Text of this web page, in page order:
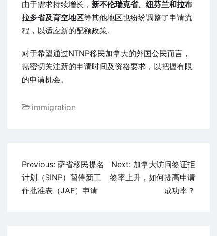
由于需求持续增长， 新不伦瑞克省、纽芬兰和拉布
拉多省及育空地区等其他地区也纷纷调整了申请流
程，以适应新的配额政策。
对于希望通过NTNP移民加拿大的外国公民而言，
需密切关注新的申请时间及资格要求，以把握有限
的申请机会。
immigration
文
章
导
Previous: 萨省移民提名
计划（SINP）暂停新工
作批准表（JAF）申请
Next: 加拿大访问签证拒
签率上升，如何提高申请
成功率？